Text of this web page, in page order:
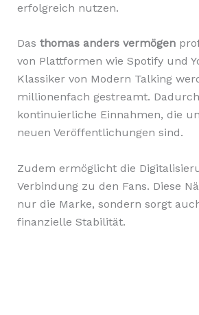
erfolgreich nutzen.
Das thomas anders vermögen
von Plattformen wie Spotify und
Klassiker von Modern Talking
millionenfach gestreamt.
kontinuierliche Einnahmen, die
neuen Veröffentlichungen sind.
Zudem ermöglicht die
Verbindung zu den Fans. Diese
nur die Marke, sondern sorgt
finanzielle Stabilität.